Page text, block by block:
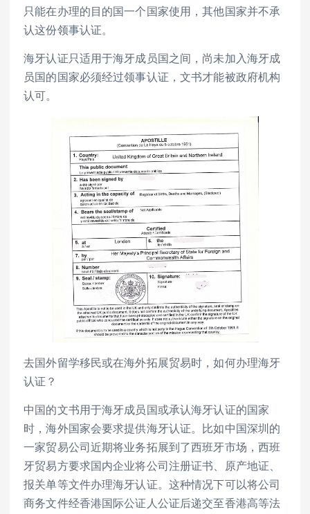
只能在办理的目的国一个国家使用，其他国家并不承
认这份领事认证。
海牙认证只适用于海牙成员国之间，尚未加入海牙成
员国的国家必须经过领事认证，文书才能被政府机构
认可。
去国外留学移民或在海外拓展贸易时，如何办理海牙
认证？
中国的文书用于海牙成员国或承认海牙认证的国家
时，海外国家会要求提供海牙认证。比如中国深圳的
一家贸易公司近期将业务拓展到了西班牙市场，西班
牙贸易方要求国内企业将公司注册证书、原产地证、
报关单等文件办理海牙认证。这种情况下可以将公司
商务文件经香港国际公证人公证后递交至香港高等法